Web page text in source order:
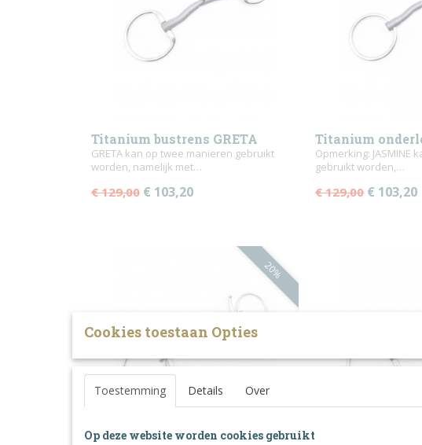
Titanium bustrens GRETA
GRETA kan op twee manieren gebruikt
worden, namelijk met…
€ 129,00 € 103,20
Titanium
JASMINE losse
Opmerking: JASMINE
gebruikt worden,…
€ 129,00 € 103,20
20%
Cookies toestaan Opties
Toestemming Details Over
Op deze website worden cookies gebruikt